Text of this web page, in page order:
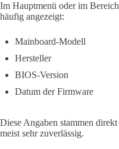
Im Hauptmenü oder im Bereich
häufig angezeigt:
Mainboard-Modell
Hersteller
BIOS-Version
Datum der Firmware
Diese Angaben stammen
meist sehr zuverlässig.